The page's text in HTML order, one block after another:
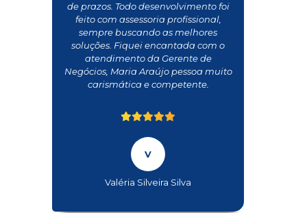
de prazos. Todo desenvolvimento foi
feito com assessoria profissional,
sempre buscando as melhores
soluções. Fiquei encantada com o
atendimento da Gerente de
Negócios, Maria Araújo pessoa muito
carismática e competente.
Valéria Silveira Silva